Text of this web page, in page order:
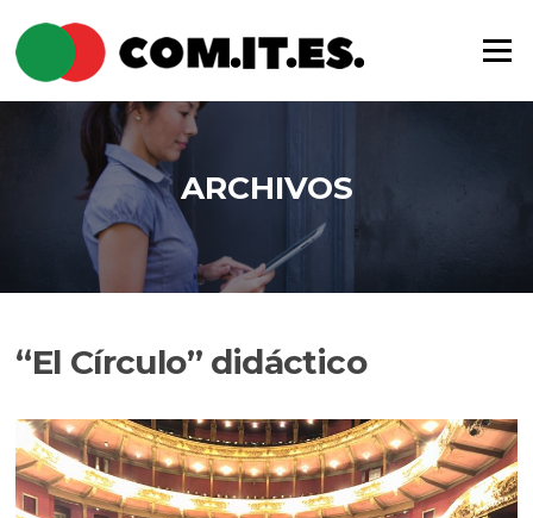
contenido
Menú
ARCHIVOS
“El Círculo” didáctico